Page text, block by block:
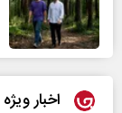
اخبار ویژه